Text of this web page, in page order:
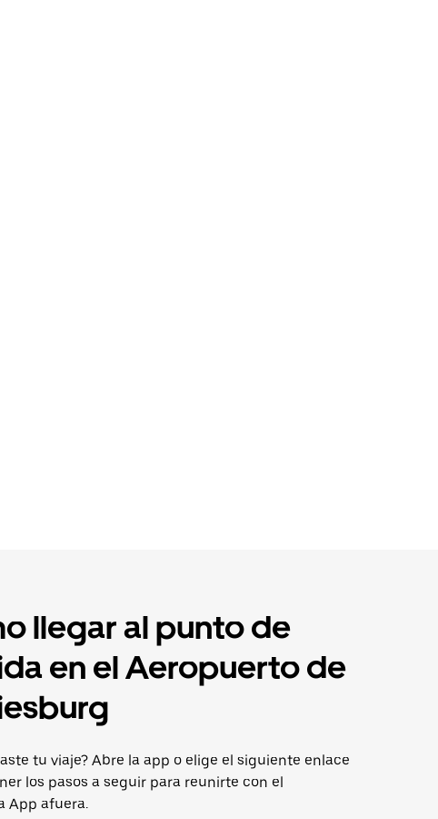
llegar al punto de
en el Aeropuerto de
tu viaje? Abre la app o elige el siguiente enlace
los pasos a seguir para reunirte con el
App afuera.